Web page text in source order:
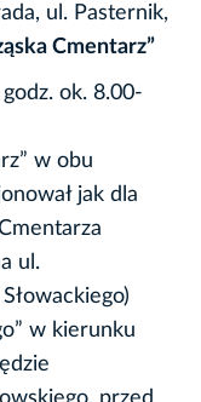
ul. Pasternik,
Cmentarz”
ok. 8.00-
w obu
jak dla
ul.
w kierunku